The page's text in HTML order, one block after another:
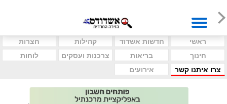
ראשי חדשות אשדוד קהילות
חצרות
חינוך
בריאות צרכנות ועסקים
לוחות
צרו איתנו קשר
אירועים